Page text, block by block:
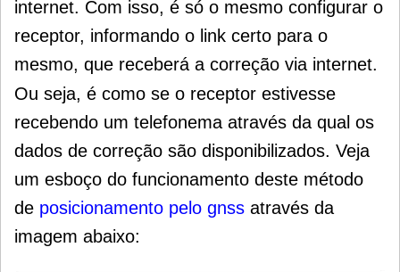
internet. Com isso, é só o mesmo configurar o
receptor, informando o link certo para o
mesmo, que receberá a correção via internet.
Ou seja, é como se o receptor estivesse
recebendo um telefonema através da qual os
dados de correção são disponibilizados. Veja
um esboço do funcionamento deste método
de posicionamento pelo gnss através da
imagem abaixo: